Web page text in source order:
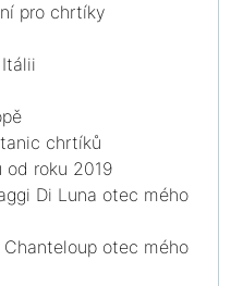
pro chrtíky
chrtíků
od roku 2019
Di Luna otec mého
otec mého